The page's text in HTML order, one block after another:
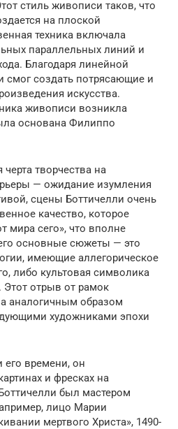
стиль живописи таков, что
на плоской
техника включала
параллельных линий и
Благодаря линейной
смог создать потрясающие и
искусства.
живописи возникла
основана Филиппо
творчества на
— ожидание изумления
сцены Боттичелли очень
качество, которое
мира сего», что вполне
основные сюжеты — это
имеющие аллегорическое
либо культовая символика
Этот отрыв от рамок
аналогичным образом
художниками эпохи
его времени, он
и фресках на
был мастером
лицо Марии
мертвого Христа», 1490-